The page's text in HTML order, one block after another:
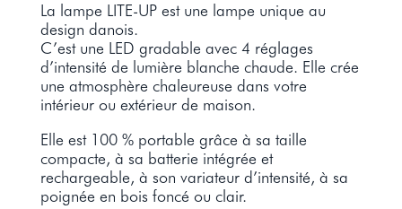
La lampe LITE-UP est une lampe unique au
design danois.
C’est une LED gradable avec 4 réglages
d’intensité de lumière blanche chaude. Elle crée
une atmosphère chaleureuse dans votre
intérieur ou extérieur de maison.
Elle est 100 % portable grâce à sa taille
compacte, à sa batterie intégrée et
rechargeable, à son variateur d’intensité, à sa
poignée en bois foncé ou clair.